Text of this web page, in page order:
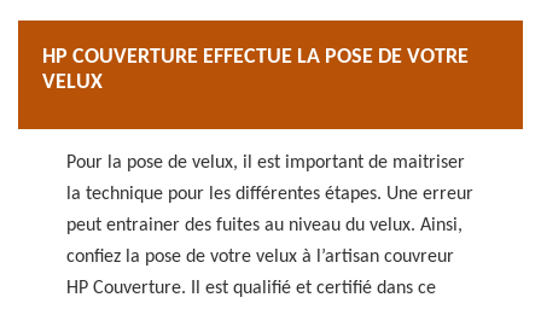
HP COUVERTURE EFFECTUE LA POSE DE VOTRE
VELUX
Pour la pose de velux, il est important de maitriser
la technique pour les différentes étapes. Une erreur
peut entrainer des fuites au niveau du velux. Ainsi,
confiez la pose de votre velux à l’artisan couvreur
HP Couverture. Il est qualifié et certifié dans ce